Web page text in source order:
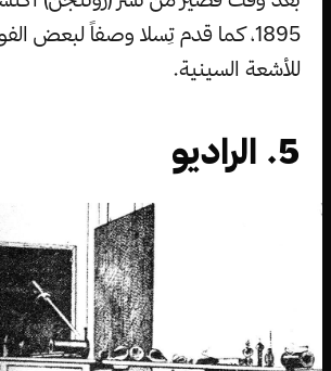
1895، كما قدم تِسلا وصفاً لبعض
للأشعة السينية.
5. الراديو